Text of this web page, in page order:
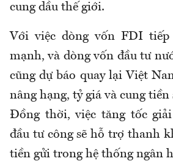
cung dầu thế giới.
Với việc dòng vốn FDI
mạnh, và dòng vốn đầu tư
cũng dự báo quay lại Việt
nâng hạng, tỷ giá và cung tiền
Đồng thời, việc tăng tốc
đầu tư công sẽ hỗ trợ thanh
tiền gửi trong hệ thống ngân